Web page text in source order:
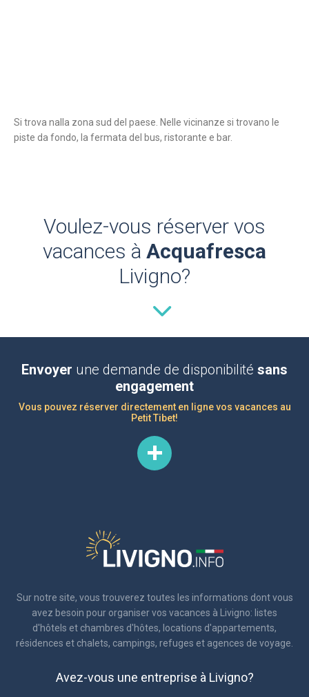
Si trova nalla zona sud del paese. Nelle vicinanze si trovano le
piste da fondo, la fermata del bus, ristorante e bar.
Voulez-vous réserver vos
vacances à Acquafresca
Livigno?
Envoyer une demande de disponibilité sans
engagement
Vous pouvez réserver directement en ligne vos vacances au
Petit Tibet!
Sur notre site, vous trouverez toutes les informations dont vous
avez besoin pour organiser vos vacances à Livigno: listes
d'hôtels et chambres d'hôtes, locations d'appartements,
résidences et chalets, campings, refuges et agences de voyage.
Avez-vous une entreprise à Livigno?